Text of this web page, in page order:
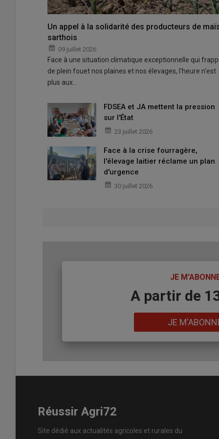
Un appel à la solidarité des producteurs de
sarthois
09 juillet 2026
Face à une situation climatique exceptionnelle qui
de plein fouet nos plaines et nos élevages, l'heure n'est
plus aux…
FDSEA et JA mettent la pression
sur l'État
23 juillet 2026
Face à la crise fourragère,
l'élevage laitier réclame un plan
d'urgence
30 juillet 2026
JE
A partir de
JE
Réussir Agri72
Site dédié aux actualités agricoles et rurales du